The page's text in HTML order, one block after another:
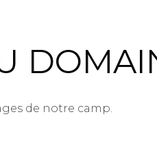
de notre camp.